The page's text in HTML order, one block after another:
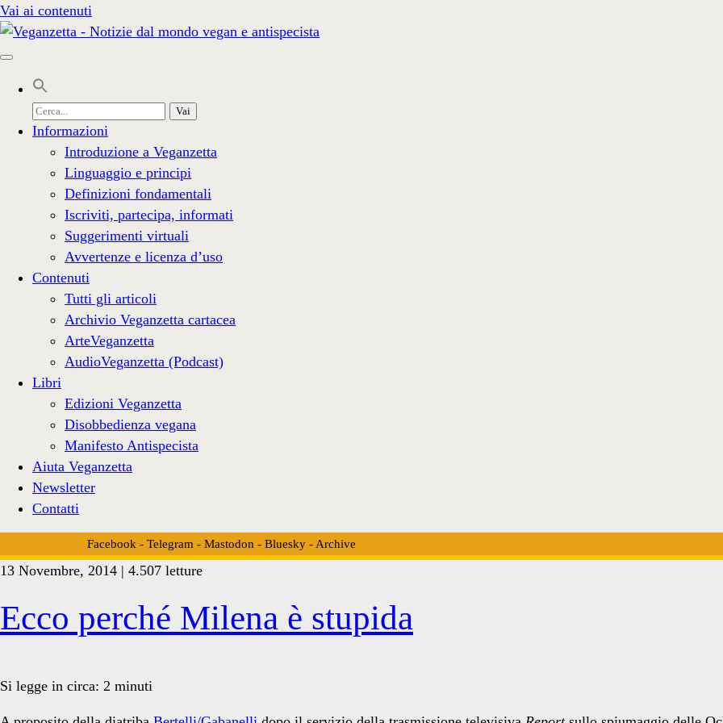
Vai ai contenuti
Cerca
per:
Informazioni
Introduzione a Veganzetta
Linguaggio e principi
Definizioni fondamentali
Iscriviti, partecipa, informati
Suggerimenti virtuali
Avvertenze e licenza d’uso
Contenuti
Tutti gli articoli
Archivio Veganzetta cartacea
ArteVeganzetta
AudioVeganzetta (Podcast)
Libri
Edizioni Veganzetta
Disobbedienza vegana
Manifesto Antispecista
Aiuta Veganzetta
Newsletter
Contatti
Facebook - Telegram - Mastodon - Bluesky- Archive
13 Novembre, 2014 | 4.507 letture
Ecco perché Milena è stupida
Si legge in circa: 2 minuti